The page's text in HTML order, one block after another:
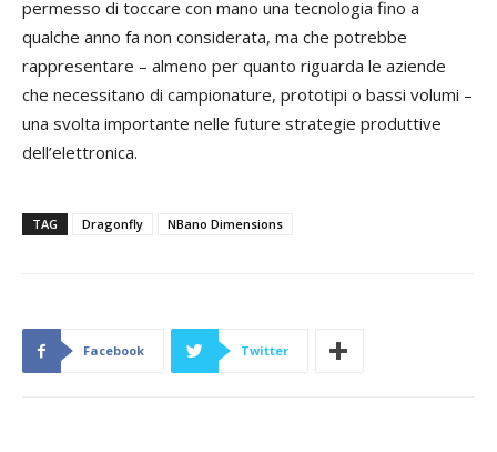
permesso di toccare con mano una tecnologia fino a
qualche anno fa non considerata, ma che potrebbe
rappresentare – almeno per quanto riguarda le aziende
che necessitano di campionature, prototipi o bassi volumi –
una svolta importante nelle future strategie produttive
dell’elettronica.
TAG Dragonfly NBano Dimensions
Facebook Twitter